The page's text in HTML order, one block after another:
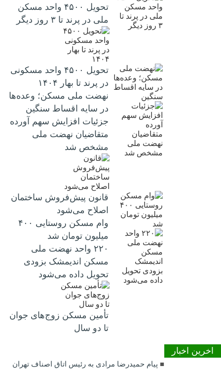
تحویل ۴۵۰۰ واحد مسکن
ملی در پرند تا ۳ روز دیگر
تحویل ۴۵۰۰ واحد مسکونی
در پرند تا بهار ۱۴۰۴
نهضت ملی مسکن؛ وعده‌ها
در سایه اقساط سنگین
جزئیات افزایش سهم آورده
متقاضیان نهضت ملی
مشخص شد
قانون پیش‌فروش ساختمان
اصلاح می‌شود
وام مسکن روستایی ۴۰۰
میلیون تومان شد
۲۲۰ واحد نهضت ملی
مسکن اندیمشک بزودی
تحویل داده می‌شود
تأمین مسکن زوج‌های جوان
تا دو سال
اخرین اخبار
پیام حمیدرضا مرادی به رئیس اتاق اصناف تهران